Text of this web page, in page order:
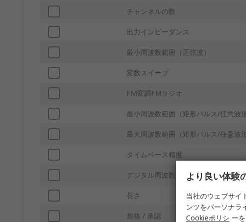
チャンネルの数
出力インピーダンス
最小周波数範囲（正弦波）
変数スイープ
FM変調FMラジオ
最小周波数範囲（矩形パルス/任意波形
最大周波数範囲（矩形パルス/任意波形
タイムベース精度
デジタル周波数
長さ
規格 / 承認
より良い体験
当社のウェブサイ
ンツをパーソナラ
Cookieポリシ ー